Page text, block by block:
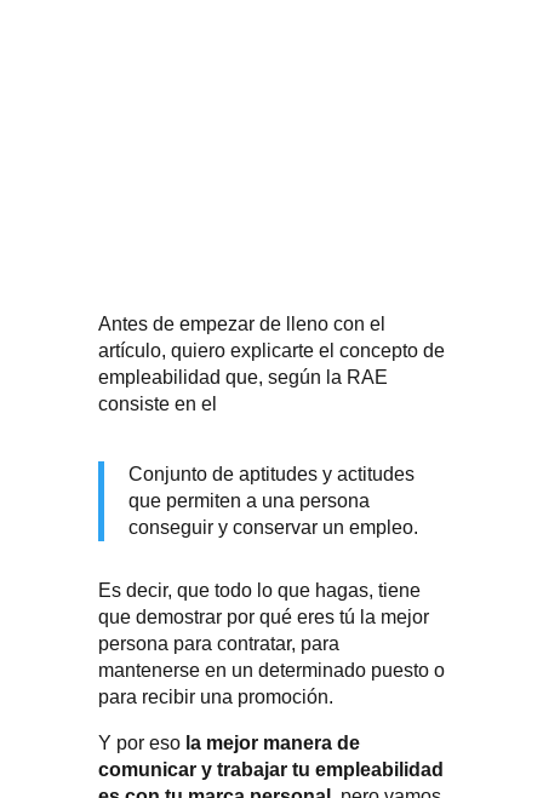
Antes de empezar de lleno con el
artículo, quiero explicarte el concepto de
empleabilidad que, según la RAE
consiste en el
Conjunto de aptitudes y actitudes
que permiten a una persona
conseguir y conservar un empleo.
Es decir, que todo lo que hagas, tiene
que demostrar por qué eres tú la mejor
persona para contratar, para
mantenerse en un determinado puesto o
para recibir una promoción.
Y por eso la mejor manera de
comunicar y trabajar tu empleabilidad